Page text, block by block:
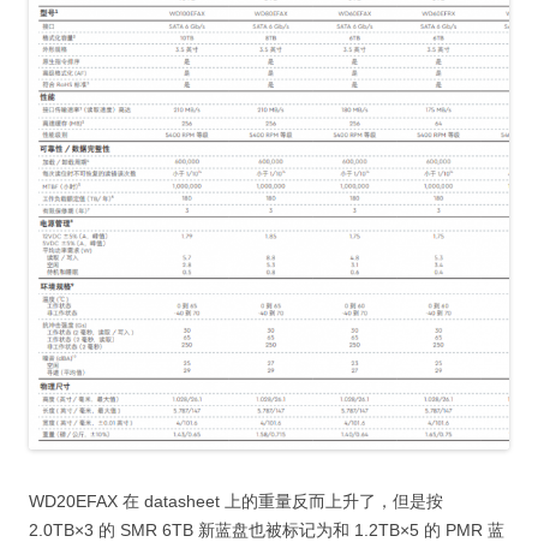
WD20EFAX 在 datasheet 上的重量反而上升了，但是按
2.0TB×3 的 SMR 6TB 新蓝盘也被标记为和 1.2TB×5 的 PMR 蓝